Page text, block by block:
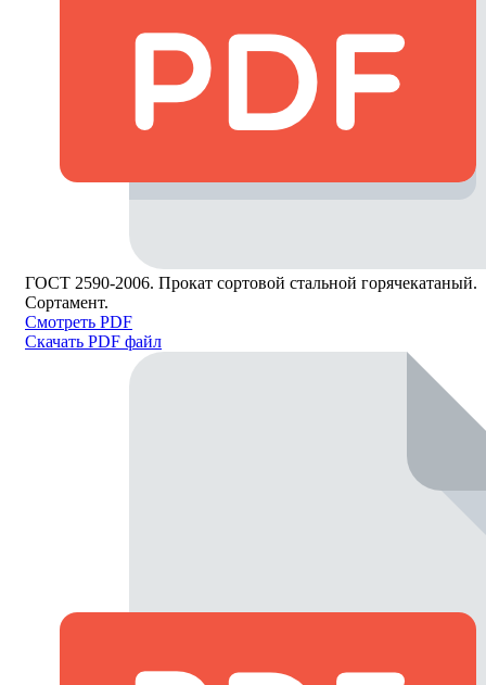
ГОСТ 2590-2006. Прокат сортовой стальной горячекатаный.
Сортамент.
Смотреть PDF
Скачать PDF файл